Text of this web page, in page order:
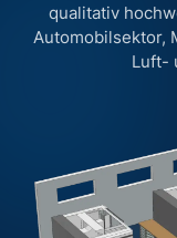
qualitativ
Automobilsektor,
Luft-